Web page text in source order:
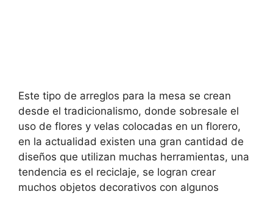
Este tipo de arreglos para la mesa se crean
desde el tradicionalismo, donde sobresale el
uso de flores y velas colocadas en un florero,
en la actualidad existen una gran cantidad de
diseños que utilizan muchas herramientas, una
tendencia es el reciclaje, se logran crear
muchos objetos decorativos con algunos